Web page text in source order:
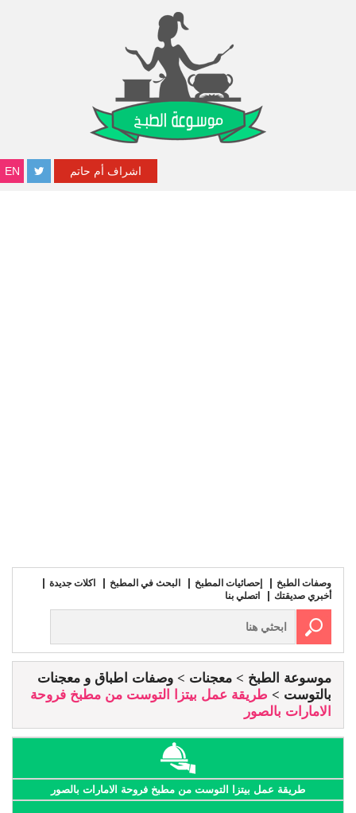
EN اشراف أم حاتم
وصفات الطبخ إحصائيات المطبخ البحث في المطبخ
اكلات جديدة
أخبري صديقتك
اتصلي بنا
موسوعة الطبخ معجنات
وصفات اطباق و معجنات
بالتوست
طريقة عمل بيتزا التوست من مطبخ فروحة
الامارات بالصور
طريقة عمل بيتزا التوست من مطبخ فروحة الامارات بالصور